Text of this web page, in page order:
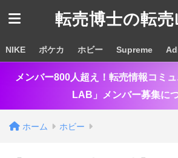
転売博士の転
NIKE ポケカ ホビー Supreme
メンバー800人超え！転売情報コミ
LAB」メンバー募集に
ホーム ホビー